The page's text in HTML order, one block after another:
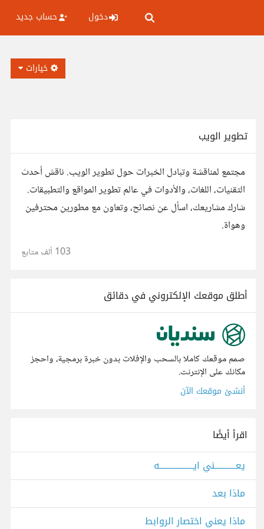
دخول حساب جديد
خيارات
تطوير الويب
مجتمع لمناقشة وتبادل الخبرات حول تطوير الويب. ناقش أحدث
التقنيات، اللغات، والأدوات في عالم تطوير المواقع والتطبيقات.
شارك مشاريعك، اسأل عن نصائح، وتعاون مع مطورين محترفين
وهواة.
103 ألف متابع
أطلق موقعك الإلكتروني في دقائق
صمم موقعك كاملا بالسحب والإفلات بدون خبرة برمجية، واحجز
مكانك على الإنترنت.
أنشئ موقعك الآن
اقرأ أيضًا
يعــــــــــــني ايـــــــــــــــــــه
ماذا بعد
ماذا يعني اختصار الروابط